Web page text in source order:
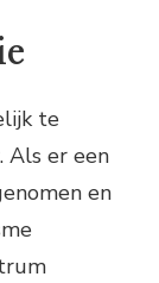
te
Als er een
en